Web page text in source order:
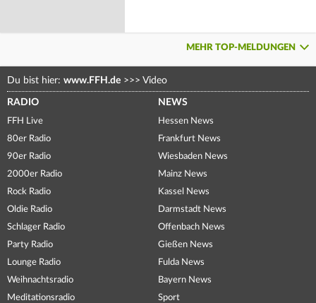
MEHR TOP-MELDUNGEN
Du bist hier: www.FFH.de >>> Video
RADIO
FFH Live
80er Radio
90er Radio
2000er Radio
Rock Radio
Oldie Radio
Schlager Radio
Party Radio
Lounge Radio
Weihnachtsradio
Meditationsradio
NEWS
Hessen News
Frankfurt News
Wiesbaden News
Mainz News
Kassel News
Darmstadt News
Offenbach News
Gießen News
Fulda News
Bayern News
Sport